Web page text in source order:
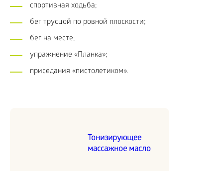
спортивная ходьба;
бег трусцой по ровной плоскости;
бег на месте;
упражнение «Планка»;
приседания «пистолетиком».
Тонизирующее
массажное масло